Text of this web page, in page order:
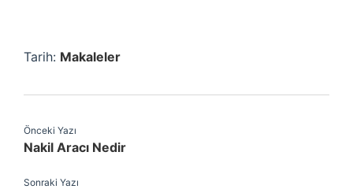
Tarih: Makaleler
Önceki Yazı
Nakil Aracı Nedir
Sonraki Yazı